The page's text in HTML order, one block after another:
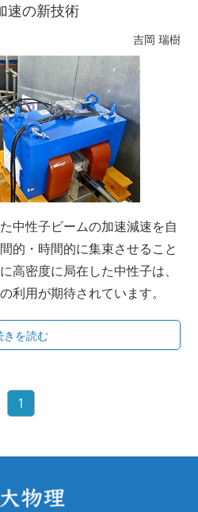
速の新技術
吉岡 瑞樹
中性子ビームの加速減速を自
的・時間的に集束させること
高密度に局在した中性子は、
利用が期待されています。
きを読む
1